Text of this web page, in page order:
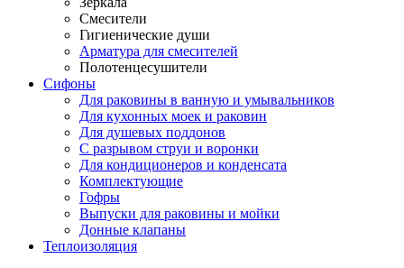
Смесители
Гигиенические души
Арматура для смесителей
Полотенцесушители
Сифоны
Для раковины в ванную и умывальников
Для кухонных моек и раковин
Для душевых поддонов
С разрывом струи и воронки
Для кондиционеров и конденсата
Комплектующие
Гофры
Выпуски для раковины и мойки
Донные клапаны
Теплоизоляция